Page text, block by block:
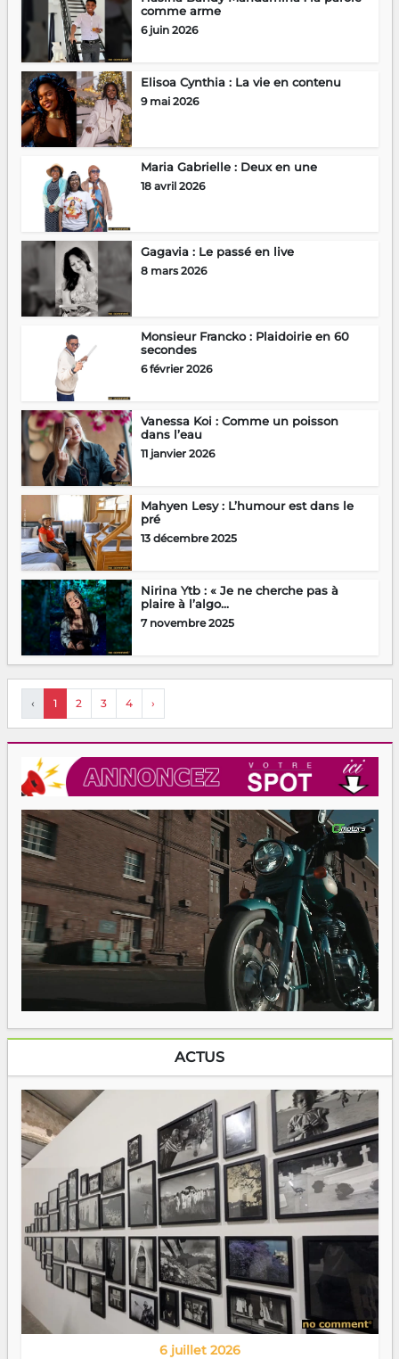
comme arme
6 juin 2026
Elisoa Cynthia : La vie en contenu
9 mai 2026
Maria Gabrielle : Deux en une
18 avril 2026
Gagavia : Le passé en live
8 mars 2026
Monsieur Francko : Plaidoirie en 60
secondes
6 février 2026
Vanessa Koi : Comme un poisson
dans l’eau
11 janvier 2026
Mahyen Lesy : L’humour est dans le
pré
13 décembre 2025
Nirina Ytb : « Je ne cherche pas à
plaire à l’algo...
7 novembre 2025
‹ 1 2 3 4 ›
ACTUS
6 juillet 2026